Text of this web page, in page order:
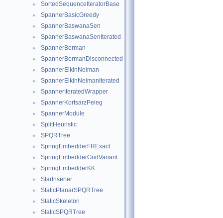
► SortedSequenceIteratorBase
► SpannerBasicGreedy
► SpannerBaswanaSen
► SpannerBaswanaSenIterated
► SpannerBerman
► SpannerBermanDisconnected
► SpannerElkinNeiman
► SpannerElkinNeimanIterated
► SpannerIteratedWrapper
► SpannerKortsarzPeleg
► SpannerModule
► SplitHeuristic
► SPQRTree
► SpringEmbedderFRExact
► SpringEmbedderGridVariant
► SpringEmbedderKK
► StarInserter
► StaticPlanarSPQRTree
► StaticSkeleton
► StaticSPQRTree